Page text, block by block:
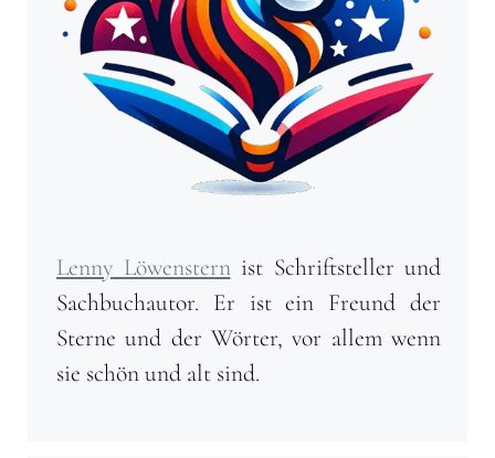
Lenny Löwensternist Schriftsteller und
Sachbuchautor. Er ist ein Freund der
Sterne und der Wörter, vor allem wenn
sie schön und alt sind.